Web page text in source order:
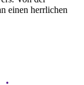
einen herrlichen